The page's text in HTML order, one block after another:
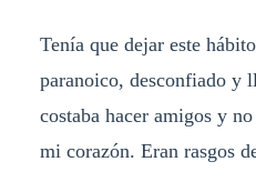
Tenía que dejar este
paranoico, desconfiado y
costaba hacer amigos y
mi corazón. Eran rasgos